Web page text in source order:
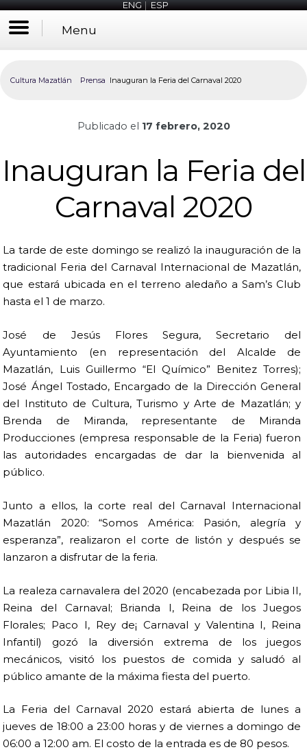
ENG|ESP
Menu
Cultura Mazatlán Prensa Inauguran la Feria del Carnaval 2020
Publicado el 17 febrero, 2020
Inauguran la Feria del
Carnaval 2020
La tarde de este domingo se realizó la inauguración de la
tradicional Feria del Carnaval Internacional de Mazatlán,
que estará ubicada en el terreno aledaño a Sam’s Club
hasta el 1 de marzo.
José de Jesús Flores Segura, Secretario del
Ayuntamiento (en representación del Alcalde de
Mazatlán, Luis Guillermo “El Químico” Benitez Torres);
José Ángel Tostado, Encargado de la Dirección General
del Instituto de Cultura, Turismo y Arte de Mazatlán; y
Brenda de Miranda, representante de Miranda
Producciones (empresa responsable de la Feria) fueron
las autoridades encargadas de dar la bienvenida al
público.
Junto a ellos, la corte real del Carnaval Internacional
Mazatlán 2020: “Somos América: Pasión, alegría y
esperanza”, realizaron el corte de listón y después se
lanzaron a disfrutar de la feria.
La realeza carnavalera del 2020 (encabezada por Libia II,
Reina del Carnaval; Brianda I, Reina de los Juegos
Florales; Paco I, Rey de¡ Carnaval y Valentina I, Reina
Infantil) gozó la diversión extrema de los juegos
mecánicos, visitó los puestos de comida y saludó al
público amante de la máxima fiesta del puerto.
La Feria del Carnaval 2020 estará abierta de lunes a
jueves de 18:00 a 23:00 horas y de viernes a domingo de
06:00 a 12:00 am. El costo de la entrada es de 80 pesos.